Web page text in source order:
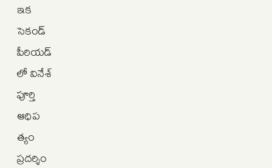
ఇక
సెకండ్
పీరియడ్‌
లో వినేశ్
పూర్తి
ఆధిప
త్యం
ప్రదర్శిం